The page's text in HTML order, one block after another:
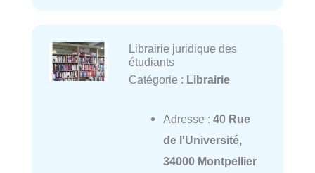
Librairie juridique des
étudiants
Catégorie : Librairie
Adresse : 40 Rue
de l'Université,
34000 Montpellier